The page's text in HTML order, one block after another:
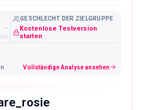
-
GESCHLECHT DER ZIELGRUPPE
Kostenlose Testversion
starten
Vollständige Analyse ansehen